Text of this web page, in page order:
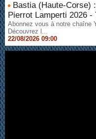
Bastia (Haute-Corse)
Pierrot Lamperti 2026 -
Abonnez vous à notre chaîne
Découvrez l...
22/08/2026 09:00